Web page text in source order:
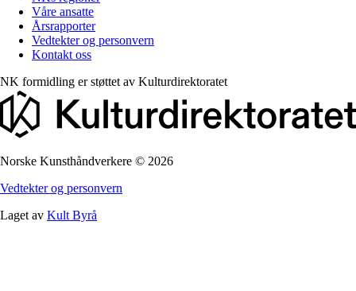
Våre ansatte
Årsrapporter
Vedtekter og personvern
Kontakt oss
NK formidling er støttet av Kulturdirektoratet
Norske Kunsthåndverkere © 2026
Vedtekter og personvern
Laget av Kult Byrå